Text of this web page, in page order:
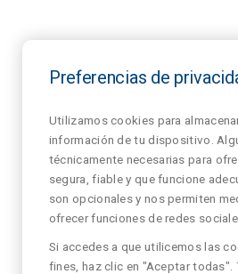
Preferencias de
Utilizamos cookies para
información de tu dispositivo.
técnicamente necesarias para
segura, fiable y que funcione
son opcionales y nos permiten
ofrecer funciones de redes
Si accedes a que utilicemos las
fines, haz clic en "Aceptar todas".